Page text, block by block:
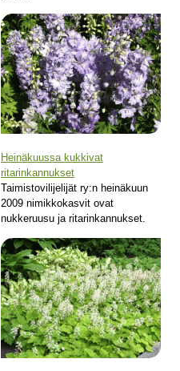
Heinäkuussa kukkivat
ritarinkannukset
Taimistovilijelijät ry:n heinäkuun
2009 nimikkokasvit ovat
nukkeruusu ja ritarinkannukset.